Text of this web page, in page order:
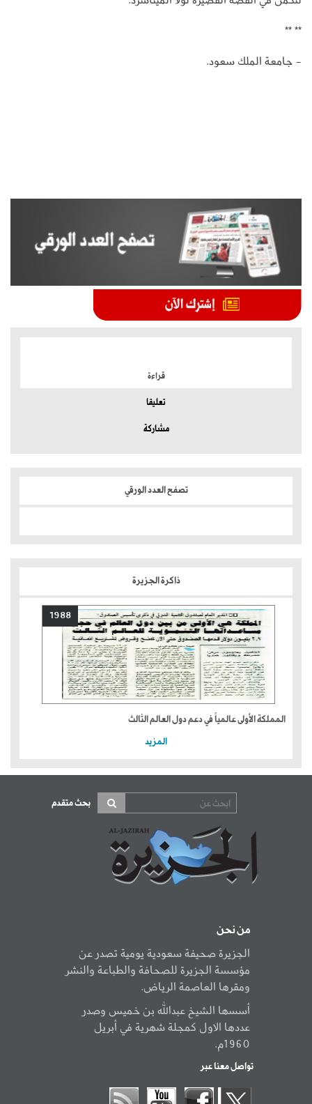
** **
- جامعة الملك سعود.
قراءة
تعليقا
مشاركة
تصفح العدد الورقي
ذاكرة الجزيرة
1988
المملكة الأولى عالمياً في دعم دول العالم الثالث
المزيد
بحث متقدم
من نحن
الجزيرة صحيفة سعودية يومية تصدر عن
مؤسسة الجزيرة للصحافة والطباعة والنشر
ومقرها العاصمة الرياض.
أسسها الشيخ عبدالله بن خميس وصدر
عددها الاول كمجلة شهرية في أبريل
1960م.
تواصل معنا عبر